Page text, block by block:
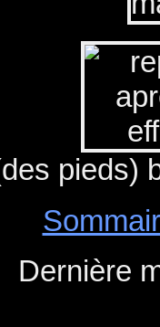
pieds)
Dernière